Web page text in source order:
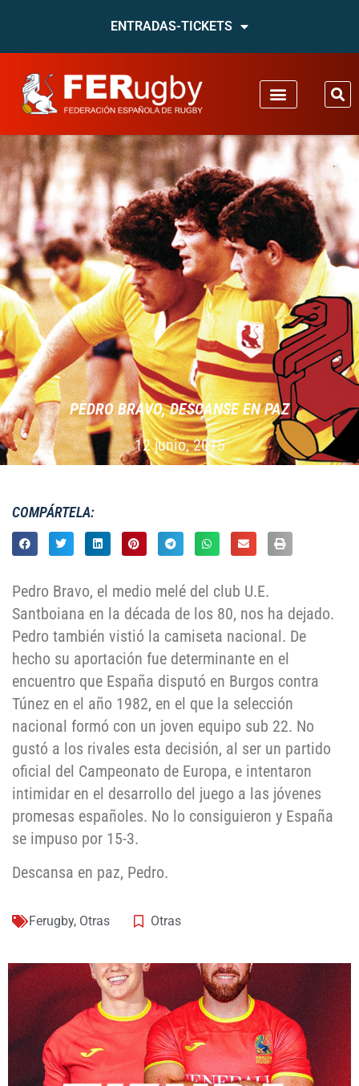
ENTRADAS-TICKETS
PEDRO BRAVO, DESCANSE EN PAZ
12 junio, 2015
COMPÁRTELA:
Pedro Bravo, el medio melé del club U.E.
Santboiana en la década de los 80, nos ha dejado.
Pedro también vistió la camiseta nacional. De
hecho su aportación fue determinante en el
encuentro que España disputó en Burgos contra
Túnez en el año 1982, en el que la selección
nacional formó con un joven equipo sub 22. No
gustó a los rivales esta decisión, al ser un partido
oficial del Campeonato de Europa, e intentaron
intimidar en el desarrollo del juego a las jóvenes
promesas españoles. No lo consiguieron y España
se impuso por 15-3.
Descansa en paz, Pedro.
Ferugby, Otras Otras